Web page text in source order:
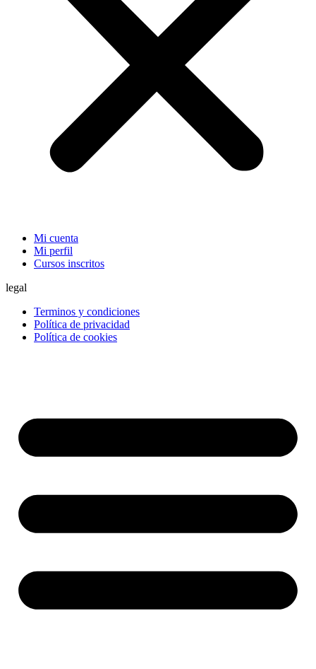
Mi cuenta
Mi perfil
Cursos inscritos
legal
Terminos y condiciones
Política de privacidad
Política de cookies